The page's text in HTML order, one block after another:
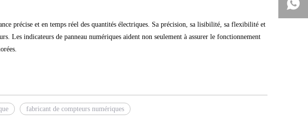
précise et en temps réel des quantités électriques. Sa précision, sa lisibilité, sa flexibilité et
Les indicateurs de panneau numériques aident non seulement à assurer le fonctionnement
fabricant de compteurs numériques